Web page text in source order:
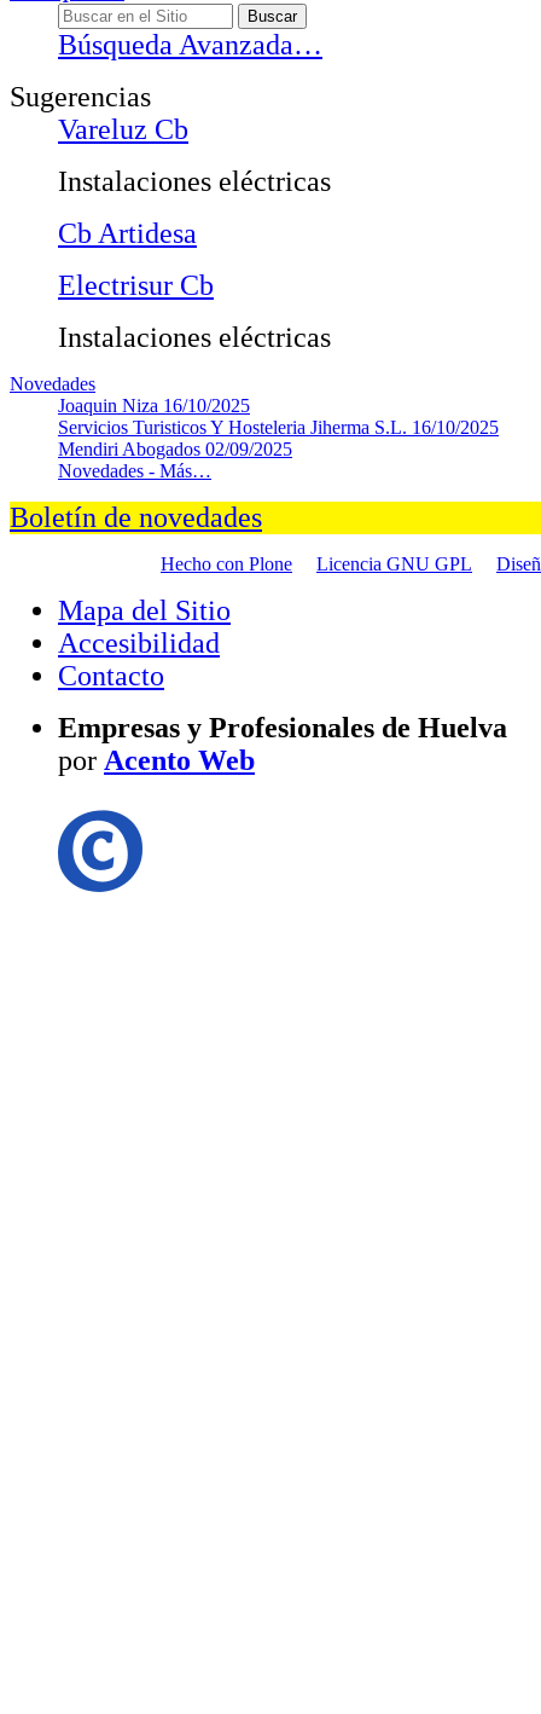
Búsqueda Avanzada…
Sugerencias
Vareluz Cb
Instalaciones eléctricas
Cb Artidesa
Electrisur Cb
Instalaciones eléctricas
Novedades
Joaquin Niza 16/10/2025
Servicios Turisticos Y Hosteleria Jiherma S.L. 16/10/2025
Mendiri Abogados 02/09/2025
Novedades - Más…
Boletín de novedades
Hecho con Plone Licencia GNU GPL
Mapa del Sitio
Accesibilidad
Contacto
Empresas y Profesionales de Huelva
por Acento Web